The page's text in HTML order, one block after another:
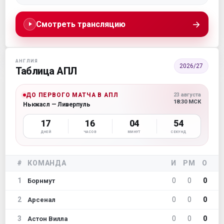
Смотреть трансляцию →
АНГЛИЯ
Таблица АПЛ 2026/27
ДО ПЕРВОГО МАТЧА В АПЛ
Ньюкасл — Ливерпуль
23 августа
18:30 МСК
17
ДНЕЙ
16
ЧАСОВ
04
МИНУТ
51
СЕКУНД
# КОМАНДА И РМ О
1 Борнмут 0 0 0
2 Арсенал 0 0 0
3 Астон Вилла 0 0 0